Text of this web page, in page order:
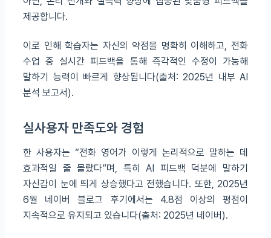
제공합니다.
이로 인해 학습자는 자신의 약점을 명확히 이해하고, 전화
수업 중 실시간 피드백을 통해 즉각적인 수정이 가능해
말하기 능력이 빠르게 향상됩니다(출처: 2025년 내부 AI
분석 보고서).
실사용자 만족도와 경험
한 사용자는 “전화 영어가 이렇게 논리적으로 말하는 데
효과적일 줄 몰랐다”며, 특히 AI 피드백 덕분에 말하기
자신감이 눈에 띄게 상승했다고 전했습니다. 또한, 2025년
6월 네이버 블로그 후기에서는 4.8점 이상의 평점이
지속적으로 유지되고 있습니다(출처: 2025년 네이버).